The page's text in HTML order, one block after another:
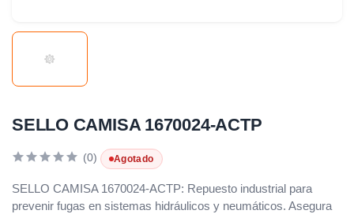
SELLO CAMISA 1670024-ACTP
(0) Agotado
SELLO CAMISA 1670024-ACTP: Repuesto industrial para
prevenir fugas en sistemas hidráulicos y neumáticos. Asegura